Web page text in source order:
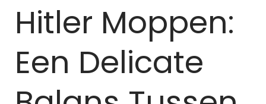
Hitler Moppen:
Een Delicate